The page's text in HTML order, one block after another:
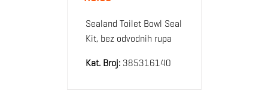
Sealand Toilet Bowl Seal
Kit, bez odvodnih rupa
Kat. Broj:385316140